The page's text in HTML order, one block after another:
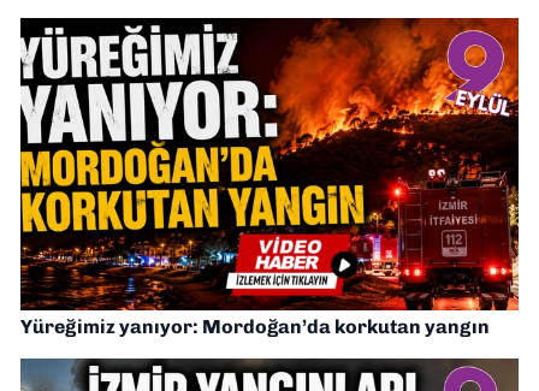
Yüreğimiz yanıyor: Mordoğan’da korkutan yangın